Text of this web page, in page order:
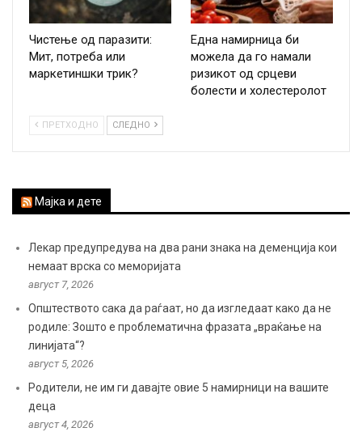
Чистење од паразити:
Мит, потреба или
маркетиншки трик?
Една намирница би
можела да го намали
ризикот од срцеви
болести и холестеролот
ПРЕТХОДНО СЛЕДНО
Мајка и дете
Лекар предупредува на два рани знака на деменција кои
немаат врска со меморијата
август 7, 2026
Општеството сака да раѓаат, но да изгледаат како да не
родиле: Зошто е проблематична фразата „враќање на
линијата“?
август 5, 2026
Родители, не им ги давајте овие 5 намирници на вашите
деца
август 4, 2026